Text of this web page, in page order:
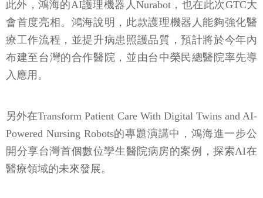
此外，鴻海的AI護理機器人Nurabot，也在此次GTC大
會首度亮相。鴻海說明，此款護理機器人能夠強化醫
療工作流程，並提升病患照護品質，預計將於今年內
布建至台灣的合作醫院，並由台中榮民總醫院率先導
入應用。
另外在Transform Patient Care With Digital Twins and AI-
Powered Nursing Robots的專題演講中，鴻海進一步公
開分享台灣首個數位孿生醫院病房的案例，探索AI在
醫療領域的未來發展。